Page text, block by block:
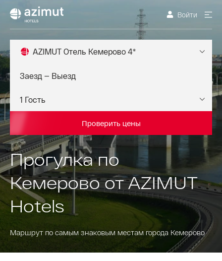
Войти
AZIMUT Отель Кемерово 4*
Проверить цены
Прогулка по
Кемерово от AZIMUT
Hotels
Маршрут по самым знаковым местам города Кемерово